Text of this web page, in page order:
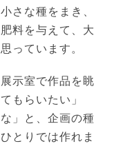
さな種をまき、
料を与えて、大
っています。
示室で作品を眺
もらいたい」
」と、企画の種
とりでは作れま